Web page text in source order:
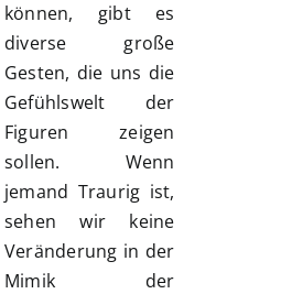
können, gibt es
diverse große
Gesten, die uns die
Gefühlswelt der
Figuren zeigen
sollen. Wenn
jemand Traurig ist,
sehen wir keine
Veränderung in der
Mimik der